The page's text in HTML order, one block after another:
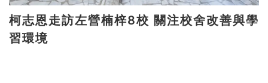
柯志恩走訪左營楠梓8校 關注校舍改善與學
習環境